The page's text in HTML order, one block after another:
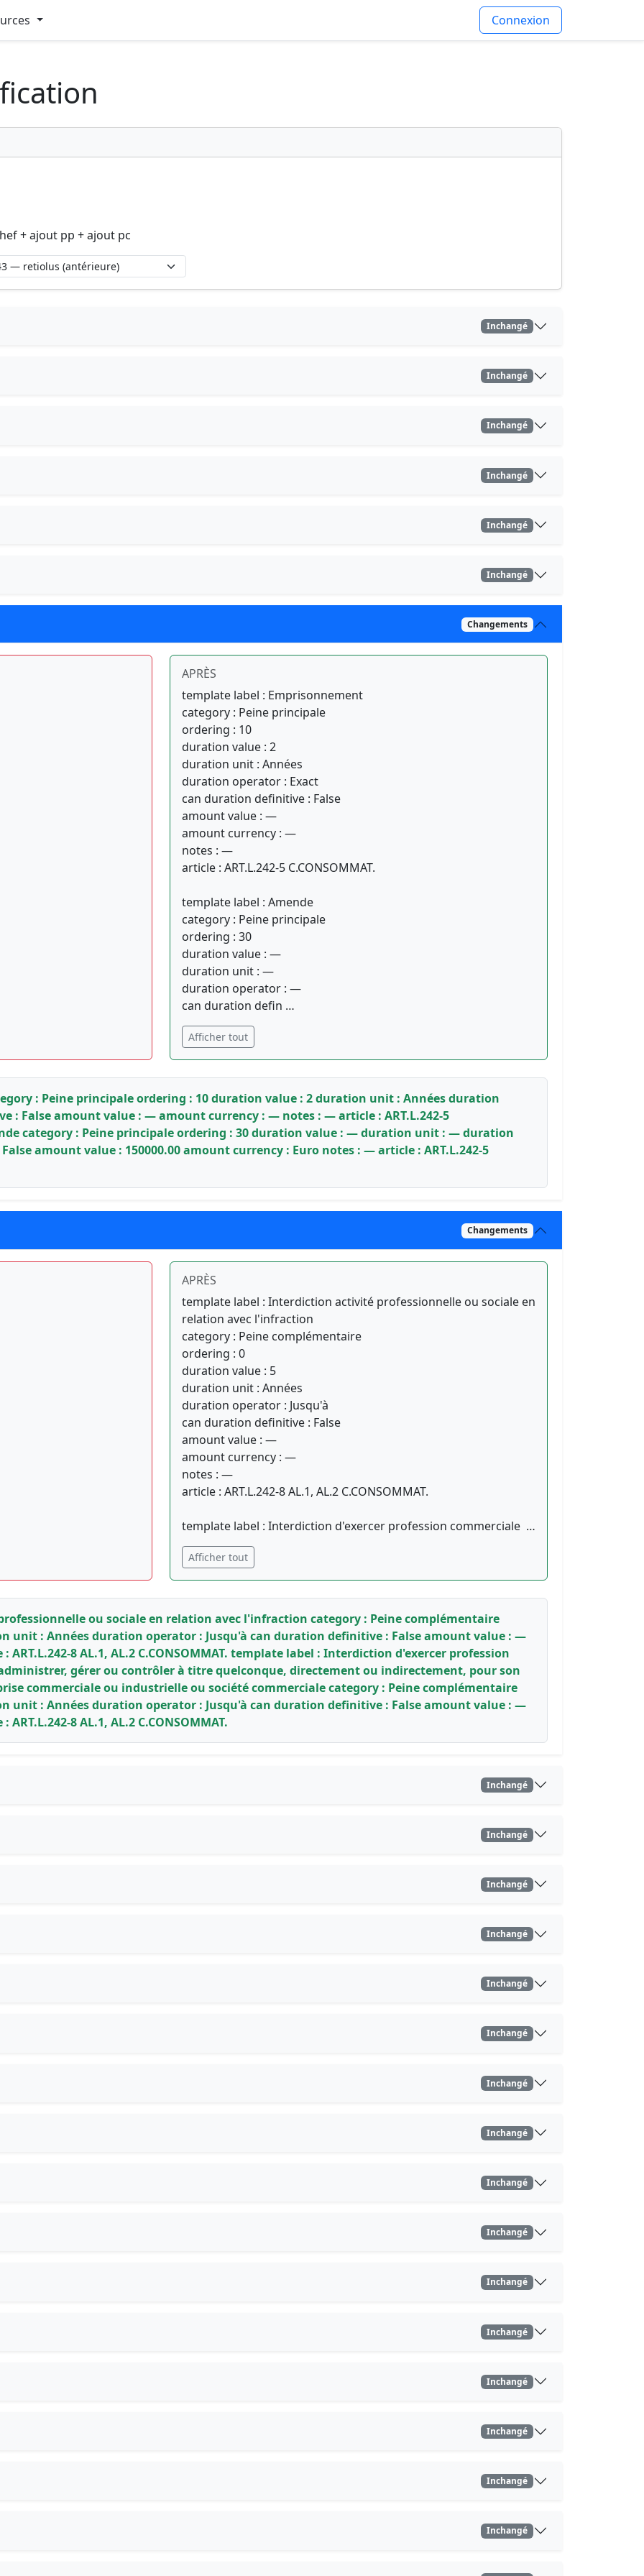
Connexion
+ ajout pp + ajout pc
Inchangé
Inchangé
Inchangé
Inchangé
Inchangé
Inchangé
Changements
APRÈS
template label : Emprisonnement
category : Peine principale
ordering : 10
duration value : 2
duration unit : Années
duration operator : Exact
can duration definitive : False
amount value : —
amount currency : —
notes : —
article : ART.L.242-5 C.CONSOMMAT.
template label : Amende
category : Peine principale
ordering : 30
duration value : —
duration unit : —
duration operator : —
can duration defin …
Afficher tout
: Peine principale ordering : 10 duration value : 2 duration unit : Années duration
: False amount value : — amount currency : — notes : — article : ART.L.242-5
category : Peine principale ordering : 30 duration value : — duration unit : — duration
amount value : 150000.00 amount currency : Euro notes : — article : ART.L.242-5
Changements
APRÈS
template label : Interdiction activité professionnelle ou sociale en
relation avec l'infraction
category : Peine complémentaire
ordering : 0
duration value : 5
duration unit : Années
duration operator : Jusqu'à
can duration definitive : False
amount value : —
amount currency : —
notes : —
article : ART.L.242-8 AL.1, AL.2 C.CONSOMMAT.
template label : Interdiction d'exercer profession commerciale …
Afficher tout
ou sociale en relation avec l'infraction category : Peine complémentaire
unit : Années duration operator : Jusqu'à can duration definitive : False amount value : —
8 AL.1, AL.2 C.CONSOMMAT. template label : Interdiction d'exercer profession
gérer ou contrôler à titre quelconque, directement ou indirectement, pour son
commerciale ou industrielle ou société commerciale category : Peine complémentaire
unit : Années duration operator : Jusqu'à can duration definitive : False amount value : —
8 AL.1, AL.2 C.CONSOMMAT.
Inchangé
Inchangé
Inchangé
Inchangé
Inchangé
Inchangé
Inchangé
Inchangé
Inchangé
Inchangé
Inchangé
Inchangé
Inchangé
Inchangé
Inchangé
Inchangé